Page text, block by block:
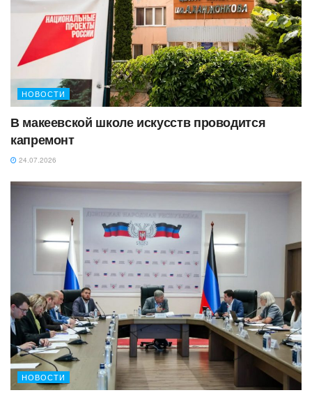
НОВОСТИ
В макеевской школе искусств проводится
капремонт
24.07.2026
НОВОСТИ